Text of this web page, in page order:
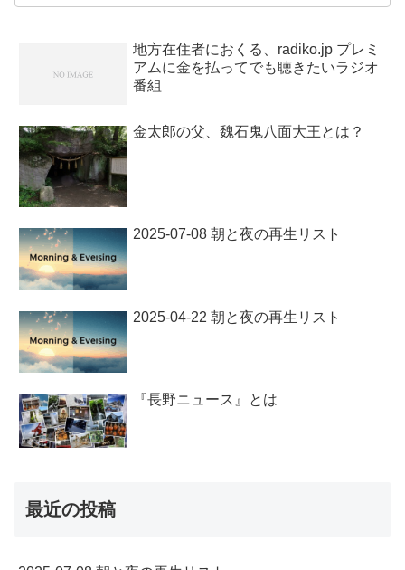
地方在住者におくる、radiko.jp プレミ
アムに金を払ってでも聴きたいラジオ
番組
金太郎の父、魏石鬼八面大王とは？
2025-07-08 朝と夜の再生リスト
2025-04-22 朝と夜の再生リスト
『長野ニュース』とは
最近の投稿